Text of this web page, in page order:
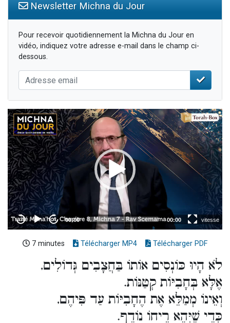
Newsletter Michna du Jour
Pour recevoir quotidiennement la Michna du Jour en
vidéo, indiquez votre adresse e-mail dans le champ ci-
dessous.
7 minutes Télécharger MP4 Télécharger PDF
לֹא הָיוּ כּוֹנְסִים אוֹתוֹ בַּחֲצָבִים גְּדוֹלִים,
אֶלָּא בְּחָבִיּוֹת קְטַנּוֹת.
וְאֵינוֹ מְמַלֵּא אֶת הֶחָבִיּוֹת עַד פִּיהֶם,
כְּדֵי שֶׁיְּהֵא רֵיחוֹ נוֹדֵף.